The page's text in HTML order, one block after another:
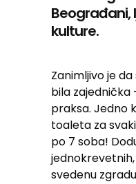
Beograđani,
kulture.
Zanimljivo je
bila zajednička
praksa. Jedno
toaleta za
po 7 soba!
svedenu